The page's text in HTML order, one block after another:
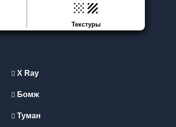
Текстуры
X Ray
Бомж
Туман